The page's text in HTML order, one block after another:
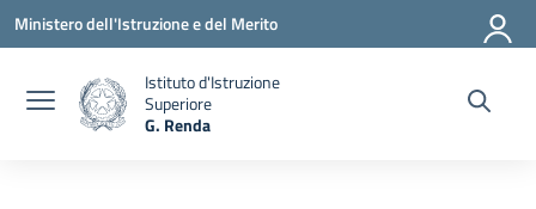
Ministero dell'Istruzione e del Merito
Istituto d'Istruzione
Superiore
G. Renda